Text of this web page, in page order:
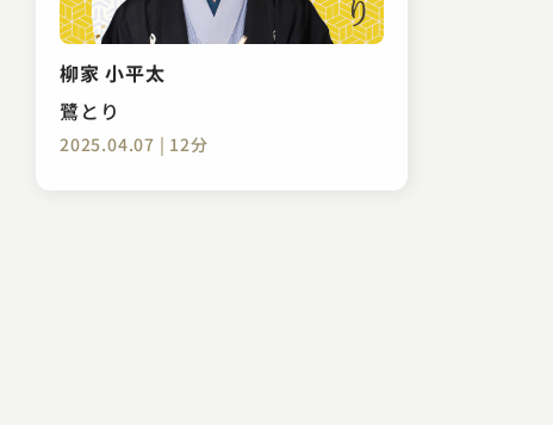
柳家 小平太
鷺とり
2025.04.07 | 12分